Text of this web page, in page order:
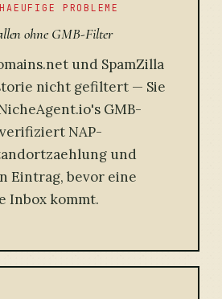
HAEUFIGE PROBLEME
ohne GMB-Filter
und SpamZilla
nicht gefiltert — Sie
GMB-
NAP-
und
Eintrag, bevor eine
Inbox kommt.